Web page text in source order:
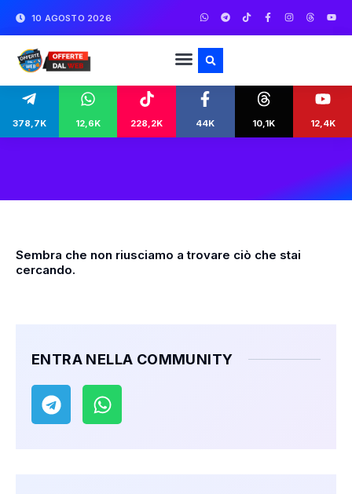
10 AGOSTO 2026
378,7K 12,6K 228,2K 44K 10,1K 12,4K
Sembra che non riusciamo a trovare ciò che stai
cercando.
ENTRA NELLA COMMUNITY